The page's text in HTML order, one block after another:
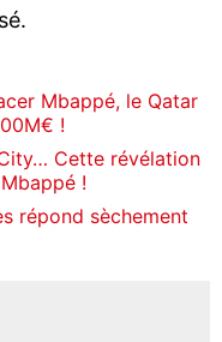
Mbappé, le Qatar
!
Cette révélation
!
répond sèchement